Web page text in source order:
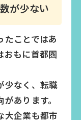
が少ない
たことではあ
おもに首都圏
少なく、転職
あります。
大企業も都市